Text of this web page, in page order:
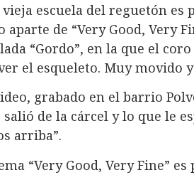
vieja escuela del reguetón
aparte de “Very Good, Very
“Gordo”, en la que el
el esqueleto. Muy movido
grabado en el barrio
salió de la cárcel y lo que le
arriba”.
“Very Good, Very Fine”